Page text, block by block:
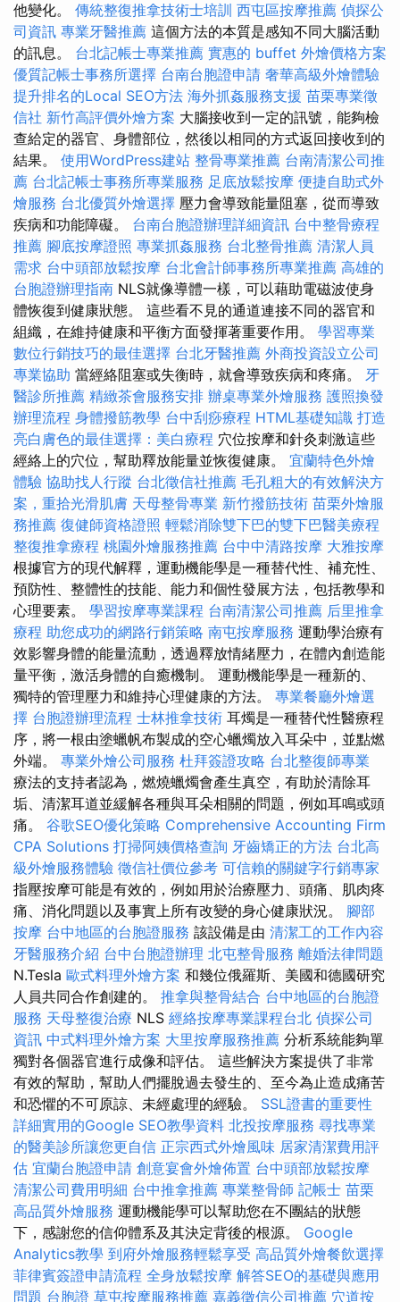
他變化。 傳統整復推拿技術士培訓 西屯區按摩推薦 偵探公
司資訊 專業牙醫推薦 這個方法的本質是感知不同大腦活動
的訊息。 台北記帳士專業推薦 實惠的 buffet 外燴價格方案
優質記帳士事務所選擇 台南台胞證申請 奢華高級外燴體驗
提升排名的Local SEO方法 海外抓姦服務支援 苗栗專業徵
信社 新竹高評價外燴方案 大腦接收到一定的訊號，能夠檢
查給定的器官、身體部位，然後以相同的方式返回接收到的
結果。 使用WordPress建站 整骨專業推薦 台南清潔公司推
薦 台北記帳士事務所專業服務 足底放鬆按摩 便捷自助式外
燴服務 台北優質外燴選擇 壓力會導致能量阻塞，從而導致
疾病和功能障礙。 台南台胞證辦理詳細資訊 台中整骨療程
推薦 腳底按摩證照 專業抓姦服務 台北整骨推薦 清潔人員
需求 台中頭部放鬆按摩 台北會計師事務所專業推薦 高雄的
台胞證辦理指南 NLS就像導體一樣，可以藉助電磁波使身
體恢復到健康狀態。 這些看不見的通道連接不同的器官和
組織，在維持健康和平衡方面發揮著重要作用。 學習專業
數位行銷技巧的最佳選擇 台北牙醫推薦 外商投資設立公司
專業協助 當經絡阻塞或失衡時，就會導致疾病和疼痛。 牙
醫診所推薦 精緻茶會服務安排 辦桌專業外燴服務 護照換發
辦理流程 身體撥筋教學 台中刮痧療程 HTML基礎知識 打造
亮白膚色的最佳選擇：美白療程 穴位按摩和針灸刺激這些
經絡上的穴位，幫助釋放能量並恢復健康。 宜蘭特色外燴
體驗 協助找人行蹤 台北徵信社推薦 毛孔粗大的有效解決方
案，重拾光滑肌膚 天母整骨專業 新竹撥筋技術 苗栗外燴服
務推薦 復健師資格證照 輕鬆消除雙下巴的雙下巴醫美療程
整復推拿療程 桃園外燴服務推薦 台中中清路按摩 大雅按摩
根據官方的現代解釋，運動機能學是一種替代性、補充性、
預防性、整體性的技能、能力和個性發展方法，包括教學和
心理要素。 學習按摩專業課程 台南清潔公司推薦 后里推拿
療程 助您成功的網路行銷策略 南屯按摩服務 運動學治療有
效影響身體的能量流動，透過釋放情緒壓力，在體內創造能
量平衡，激活身體的自癒機制。 運動機能學是一種新的、
獨特的管理壓力和維持心理健康的方法。 專業餐廳外燴選
擇 台胞證辦理流程 士林推拿技術 耳燭是一種替代性醫療程
序，將一根由塗蠟帆布製成的空心蠟燭放入耳朵中，並點燃
外端。 專業外燴公司服務 杜拜簽證攻略 台北整復師專業
療法的支持者認為，燃燒蠟燭會產生真空，有助於清除耳
垢、清潔耳道並緩解各種與耳朵相關的問題，例如耳鳴或頭
痛。 谷歌SEO優化策略 Comprehensive Accounting Firm
CPA Solutions 打掃阿姨價格查詢 牙齒矯正的方法 台北高
級外燴服務體驗 徵信社價位參考 可信賴的關鍵字行銷專家
指壓按摩可能是有效的，例如用於治療壓力、頭痛、肌肉疼
痛、消化問題以及事實上所有改變的身心健康狀況。 腳部
按摩 台中地區的台胞證服務 該設備是由 清潔工的工作內容
牙醫服務介紹 台中台胞證辦理 北屯整骨服務 離婚法律問題
N.Tesla 歐式料理外燴方案 和幾位俄羅斯、美國和德國研究
人員共同合作創建的。 推拿與整骨結合 台中地區的台胞證
服務 天母整復治療 NLS 經絡按摩專業課程台北 偵探公司
資訊 中式料理外燴方案 大里按摩服務推薦 分析系統能夠單
獨對各個器官進行成像和評估。 這些解決方案提供了非常
有效的幫助，幫助人們擺脫過去發生的、至今為止造成痛苦
和恐懼的不可原諒、未經處理的經驗。 SSL證書的重要性
詳細實用的Google SEO教學資料 北投按摩服務 尋找專業
的醫美診所讓您更自信 正宗西式外燴風味 居家清潔費用評
估 宜蘭台胞證申請 創意宴會外燴佈置 台中頭部放鬆按摩
清潔公司費用明細 台中推拿推薦 專業整骨師 記帳士 苗栗
高品質外燴服務 運動機能學可以幫助您在不團結的狀態
下，感謝您的信仰體系及其決定背後的根源。 Google
Analytics教學 到府外燴服務輕鬆享受 高品質外燴餐飲選擇
菲律賓簽證申請流程 全身放鬆按摩 解答SEO的基礎與應用
問題 台胞證 草屯按摩服務推薦 嘉義徵信公司推薦 穴道按